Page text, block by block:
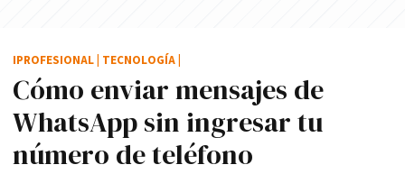
Cómo enviar mensajes de
WhatsApp sin ingresar tu
número de teléfono
IPROFESIONAL TECNOLOGÍA